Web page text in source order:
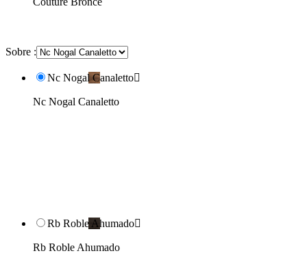
Sobre :
Nc Nogal Canaletto
Nc Nogal Canaletto
Rb Roble Ahumado
Rb Roble Ahumado